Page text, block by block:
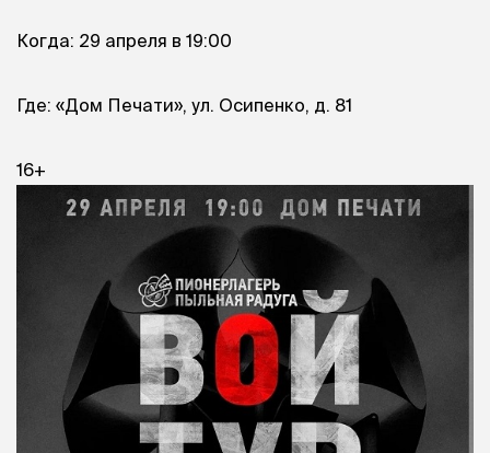
Когда: 29 апреля в 19:00
Где: «Дом Печати», ул. Осипенко, д. 81
16+